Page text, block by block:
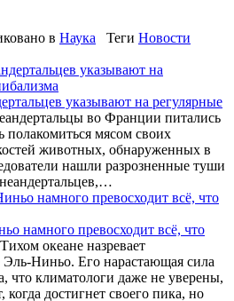
в Наука Теги Новости
указывают на регулярные
во Франции питались
полакомиться мясом своих
животных, обнаруженных в
нашли разрозненные туши
намного превосходит всё, что
океане назревает
Эль-Ниньо. Его нарастающая сила
что климатологи даже не уверены,
когда достигнет своего пика, но